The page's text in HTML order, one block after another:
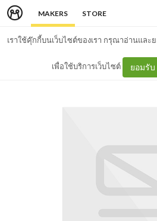
MAKERS STORE
เราใช้คุ๊กกี้บนเว็บไซต์ของเรา กรุณาอ่านและ
เพื่อใช้บริการเว็บไซต์ ยอมรับ